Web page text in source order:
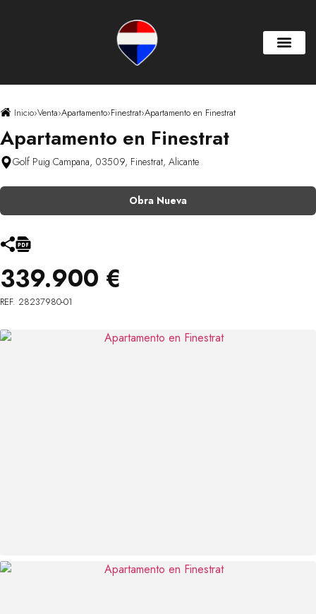
Inicio›Venta›Apartamento›Finestrat›Apartamento en Finestrat
Apartamento en Finestrat
Golf Puig Campana, 03509, Finestrat, Alicante
Obra Nueva
339.900 €
REF. 28237980-01